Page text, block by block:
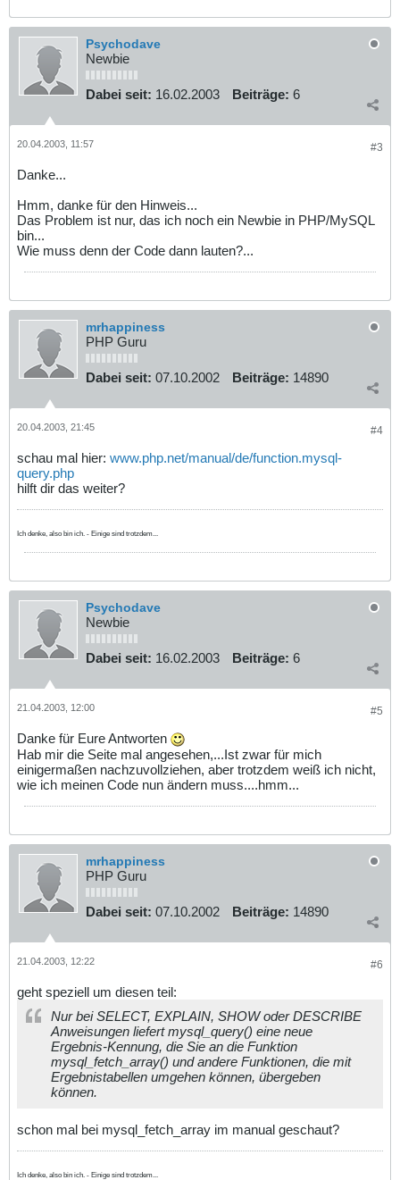
Psychodave
Newbie
Dabei seit: 16.02.2003 Beiträge: 6
#3
20.04.2003, 11:57
Danke...
Hmm, danke für den Hinweis...
Das Problem ist nur, das ich noch ein Newbie in PHP/MySQL
bin...
Wie muss denn der Code dann lauten?...
mrhappiness
PHP Guru
Dabei seit: 07.10.2002 Beiträge: 14890
#4
20.04.2003, 21:45
schau mal hier: www.php.net/manual/de/function.mysql-
query.php
hilft dir das weiter?
Ich denke, also bin ich. - Einige sind trotzdem...
Psychodave
Newbie
Dabei seit: 16.02.2003 Beiträge: 6
#5
21.04.2003, 12:00
Danke für Eure Antworten
Hab mir die Seite mal angesehen,...Ist zwar für mich
einigermaßen nachzuvollziehen, aber trotzdem weiß ich nicht,
wie ich meinen Code nun ändern muss....hmm...
mrhappiness
PHP Guru
Dabei seit: 07.10.2002 Beiträge: 14890
#6
21.04.2003, 12:22
geht speziell um diesen teil:
Nur bei SELECT, EXPLAIN, SHOW oder DESCRIBE
Anweisungen liefert mysql_query() eine neue
Ergebnis-Kennung, die Sie an die Funktion
mysql_fetch_array() und andere Funktionen, die mit
Ergebnistabellen umgehen können, übergeben
können.
schon mal bei mysql_fetch_array im manual geschaut?
Ich denke, also bin ich. - Einige sind trotzdem...